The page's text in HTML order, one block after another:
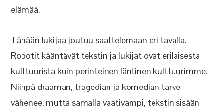
elämää.
Tänään lukijaa joutuu saattelemaan eri tavalla.
Robotit kääntävät tekstin ja lukijat ovat erilaisesta
kulttuurista kuin perinteinen läntinen kulttuurimme.
Niinpä draaman, tragedian ja komedian tarve
vähenee, mutta samalla vaativampi, tekstin sisään